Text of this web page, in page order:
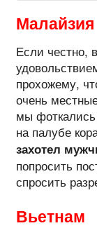
Малайзия
Если честно,
прохожему,
очень
мы
на палубе
захотел
попросить
спросить
Вьетнам